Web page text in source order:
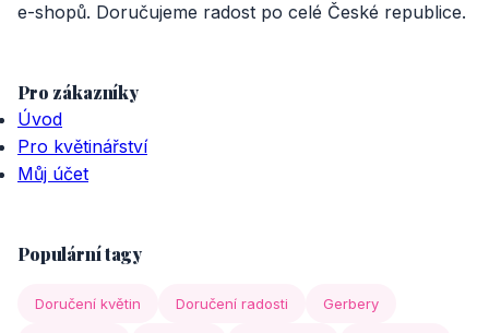
e-shopů. Doručujeme radost po celé České republice.
Pro zákazníky
Úvod
Pro květinářství
Můj účet
Populární tagy
Doručení květin Doručení radosti Gerbery